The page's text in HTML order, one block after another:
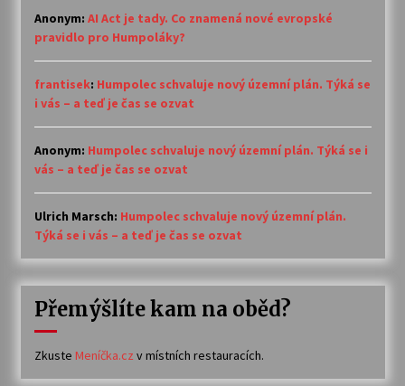
Anonym: AI Act je tady. Co znamená nové evropské
pravidlo pro Humpoláky?
frantisek: Humpolec schvaluje nový územní plán. Týká se
i vás – a teď je čas se ozvat
Anonym: Humpolec schvaluje nový územní plán. Týká se i
vás – a teď je čas se ozvat
Ulrich Marsch: Humpolec schvaluje nový územní plán.
Týká se i vás – a teď je čas se ozvat
Přemýšlíte kam na oběd?
Zkuste Meníčka.cz v místních restauracích.